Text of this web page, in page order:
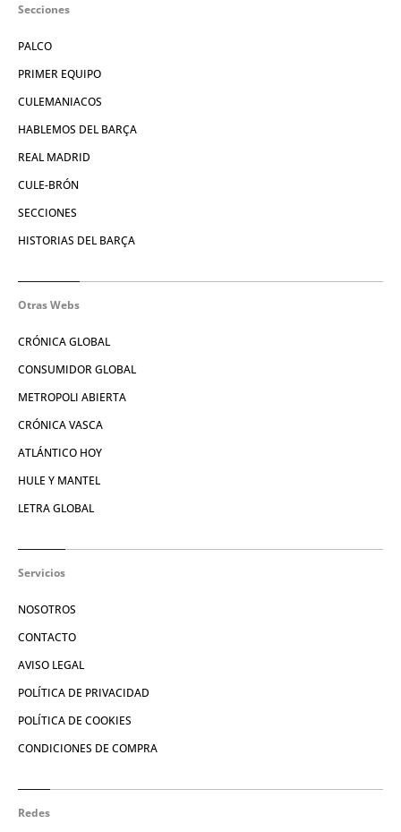
Secciones
PALCO
PRIMER EQUIPO
CULEMANIACOS
HABLEMOS DEL BARÇA
REAL MADRID
CULE-BRÓN
SECCIONES
HISTORIAS DEL BARÇA
Otras Webs
CRÓNICA GLOBAL
CONSUMIDOR GLOBAL
METROPOLI ABIERTA
CRÓNICA VASCA
ATLÁNTICO HOY
HULE Y MANTEL
LETRA GLOBAL
Servicios
NOSOTROS
CONTACTO
AVISO LEGAL
POLÍTICA DE PRIVACIDAD
POLÍTICA DE COOKIES
CONDICIONES DE COMPRA
Redes